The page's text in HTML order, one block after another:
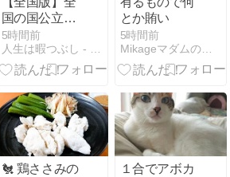
国の国公立大
学キャンパス
アクセス・最
寄り駅＆周辺
とめ
5時間前
とか賄い
5時間前
Mikageマダムの夕食レシピ
🐔 鶏ささみの
１合でアボカ